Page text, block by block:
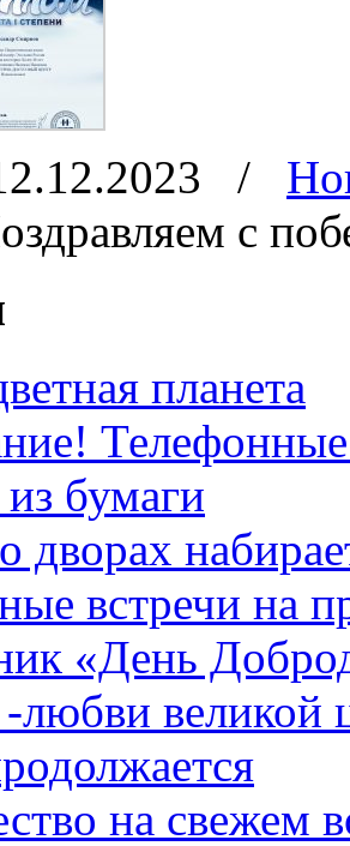
/
с
планета
бумаги
дворах
встречи на
«День
любви великой
на свежем